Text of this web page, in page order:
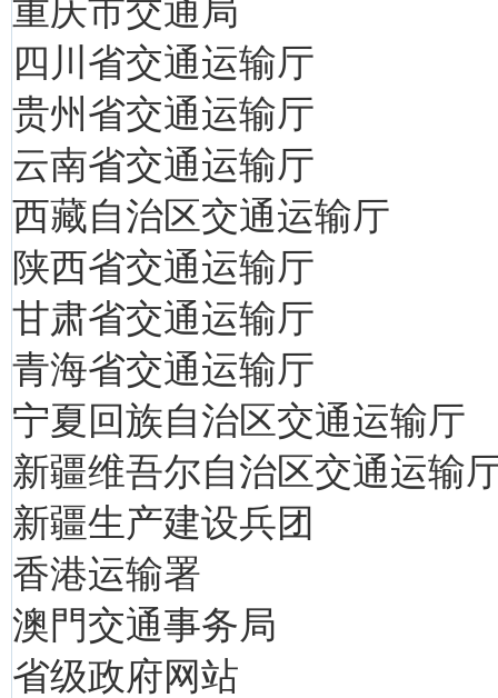
重庆市交通局
四川省交通运输厅
贵州省交通运输厅
云南省交通运输厅
西藏自治区交通运输厅
陕西省交通运输厅
甘肃省交通运输厅
青海省交通运输厅
宁夏回族自治区交通运输厅
新疆维吾尔自治区交通运输
新疆生产建设兵团
香港运输署
澳門交通事务局
省级政府网站